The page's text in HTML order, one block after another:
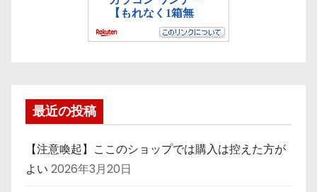
最近の投稿
【注意喚起】ここのショップでは購入は控えた方が
よい 2026年3月20日